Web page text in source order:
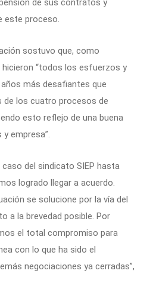
este proceso.
sostuvo que, como
hicieron “todos los esfuerzos y
más desafiantes que
de los cuatro procesos de
esto reflejo de una buena
empresa”.
del sindicato SIEP hasta
logrado llegar a acuerdo.
se solucione por la vía del
a la brevedad posible. Por
el total compromiso para
con lo que ha sido el
negociaciones ya cerradas”,